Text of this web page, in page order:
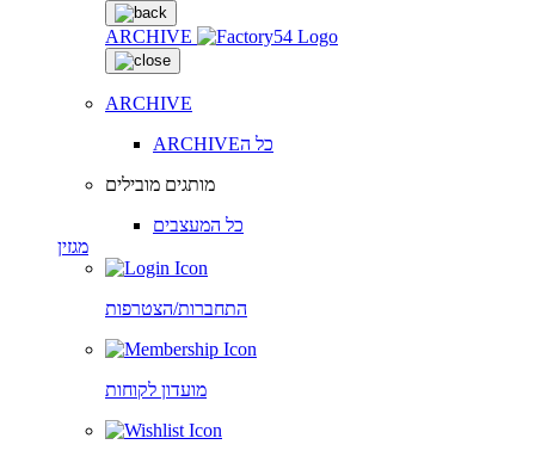
ARCHIVE
ARCHIVE
ARCHIVEכל ה
מותגים מובילים
כל המעצבים
מגזין
התחברות/הצטרפות
מועדון לקוחות